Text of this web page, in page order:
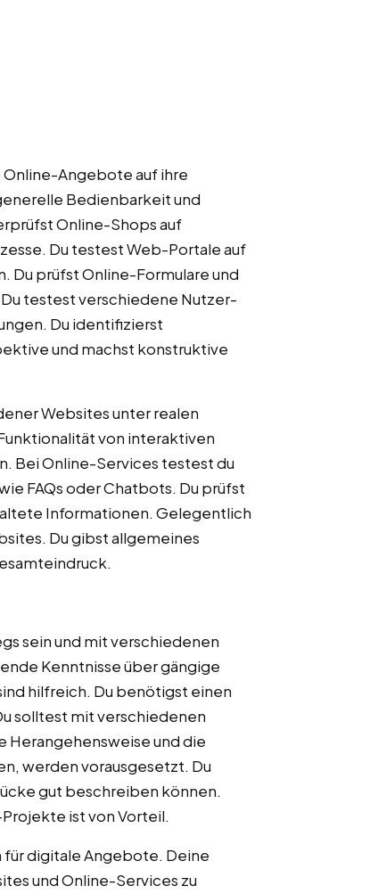
Angebote auf ihre
Bedienbarkeit und
Online-Shops auf
Du testest Web-Portale auf
Du prüfst Online-Formulare und
testest verschiedene Nutzer-
Du identifizierst
und machst konstruktive
Websites unter realen
von interaktiven
Bei Online-Services testest du
FAQs oder Chatbots. Du prüfst
Informationen. Gelegentlich
Du gibst allgemeines
sein und mit verschiedenen
Kenntnisse über gängige
hilfreich. Du benötigst einen
solltest mit verschiedenen
Herangehensweise und die
werden vorausgesetzt. Du
gut beschreiben können.
ist von Vorteil.
digitale Angebote. Deine
und Online-Services zu